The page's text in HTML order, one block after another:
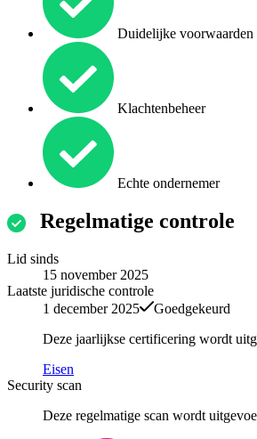
Duidelijke voorwaarden
Klachtenbeheer
Echte ondernemer
Regelmatige controle
Lid sinds
15 november 2025
Laatste juridische controle
1 december 2025
Goedgekeurd
Deze jaarlijkse certificering wordt
Eisen
Security scan
Deze regelmatige scan wordt